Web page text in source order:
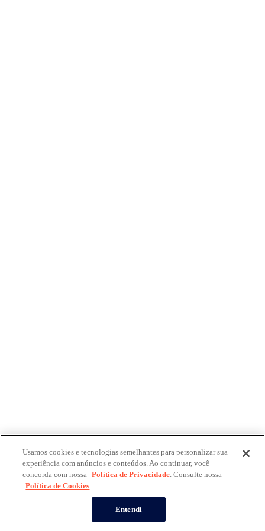
Usamos cookies e tecnologias semelhantes para personalizar sua
experiência com anúncios e conteúdos. Ao continuar, você
concorda com nossa Política de Privacidade. Consulte nossa
Política de Cookies
Entendi